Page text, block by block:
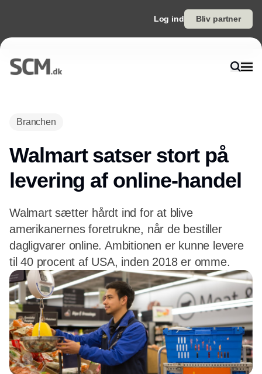
Log ind Bliv partner
Branchen
Walmart satser stort på
levering af online-handel
Walmart sætter hårdt ind for at blive
amerikanernes foretrukne, når de bestiller
dagligvarer online. Ambitionen er kunne levere
til 40 procent af USA, inden 2018 er omme.